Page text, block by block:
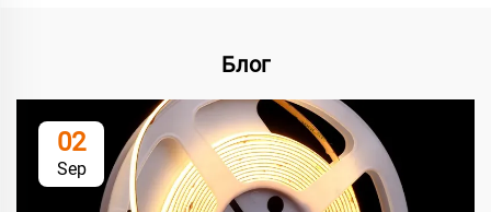
Блог
02
Sep